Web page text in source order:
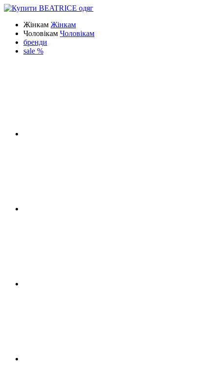
Жінкам Жінкам
Чоловікам Чоловікам
бренди
sale %